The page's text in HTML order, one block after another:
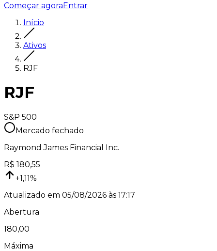
Começar agoraEntrar
Início
Ativos
RJF
RJF
S&P 500
Mercado fechado
Raymond James Financial Inc.
R$ 180,55
+1,11%
Atualizado em 05/08/2026 às 17:17
Abertura
180,00
Máxima